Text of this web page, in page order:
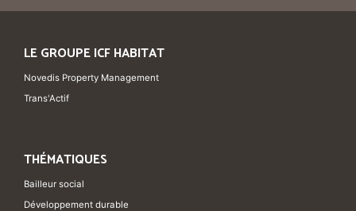
LE GROUPE ICF HABITAT
Novedis Property Management
Trans'Actif
THÉMATIQUES
Bailleur social
Développement durable